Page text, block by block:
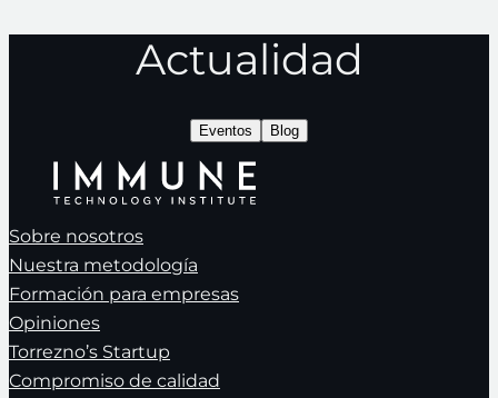
Actualidad
Eventos Blog
Sobre nosotros
Nuestra metodología
Formación para empresas
Opiniones
Torrezno’s Startup
Compromiso de calidad